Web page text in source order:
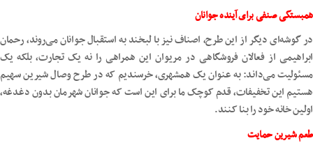
همبستگی صنفی برای آینده جوانان
در گوشه‌ای دیگر از این طرح، اصناف نیز با لبخند به استقبال جوانان می‌روند، رحمان
ابراهیمی از فعالان فروشگاهی در مریوان این همراهی را نه یک تجارت، بلکه یک
مسئولیت می‌داند: به عنوان یک همشهری، خرسندیم که در طرح وصال شیرین سهیم
هستیم این تخفیفات، قدم کوچک ما برای این است که جوانان شهرمان بدون دغدغه،
اولین خانه خود را بنا کنند.
طعم شیرین حمایت